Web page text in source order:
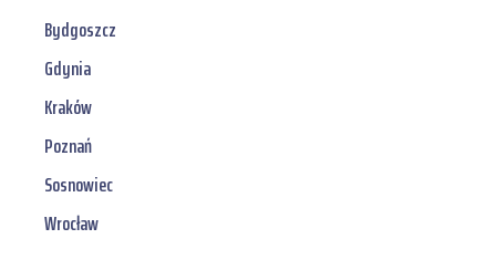
Bydgoszcz
Gdynia
Kraków
Poznań
Sosnowiec
Wrocław